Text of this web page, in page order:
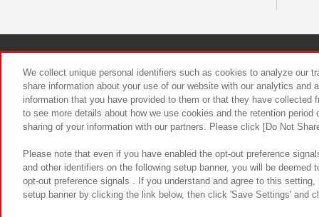
食品のご
We collect unique personal identifiers such as cookies to analyze our
share information about your use of our website with our analytics and
information that you have provided to them or that they have
to see more details about how we use cookies and the retention
sharing of your information with our partners. Please click [Do Not
Please note that even if you have enabled the opt-out preference
and other identifiers on the following setup banner, you will be
opt-out preference signals . If you understand and agree to this
setup banner by clicking the link below, then click 'Save Settings' and